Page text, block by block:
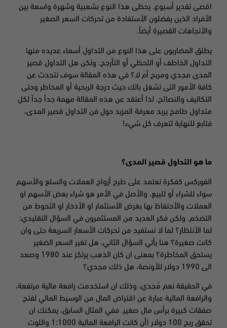
اقصى تقدير أسبوع. يحظى هذا النوع بشعبية وشهرة واسعة بين
الأفراد الذين يفضلون الأستفادة من تحركات السعر الصغير
والأتجاهات القصيرة أيضاً.
يطلق المضاربون على هذا النوع من التداول أسماء عديده منها
التداول الخاطف أو اللحظي أو التأرجح. ولكن هل التداول قصير
المدى مجدي ومربح أم لا؟ في هذه المقالة سوف نتحدث عن
كافة الأمور التى تشغل بالك حيث درجة الربحية أو المخاطر وحتى
التكاليف والنصائح. لذا أعتقد عن هذه المقالة مهمة جداً جداً لكل
متداول طامح يريد معرفة المزيد حول فن التداول قصير المدى،
فتابع للنهاية لتعرف كل شيء!
ما هو التداول قصير المدى؟
الفوركس كفكرة تعتمد على طرح أزواج العملات والسلع والأسهم
سواء للشراء أو للبيع، والأصل في الأمر هو شراء بعض الأسهم او
العملات والأحتفاظ بها بغرض الأستثمار او الأدخار او التحوط من
التضخم. ولكن فكر العديد من المستثمرون في السؤال التقليدي:
لما الأنتظار؟ لما لا نستفيد من تحركات الأسعار السريعة حتى وان
كانت صغيرة؟ هنا يأتي السؤال الثاني، هل تغير السعر الضغير
يستحق المخاطرة؟ بمعنى ان كان الذهب يرتكز عند 1980 وصعد
الى 1990 دولار للأونصة، هل ذلك مجدي؟
في الحقيقة نعم مُجدي، وذلك ان استخدمت رافعة مالية مرتفعة،
والرافعة المالية عبارة عن اقتراض المال من الوسيط المالي لفتح
صفقات كبيرة برأس مال صغير. ففي المثال السابق، يمكنك ان
تحقق ربح 100 دولار (أن كانت الرافعة المالية 1:1000 واللوت